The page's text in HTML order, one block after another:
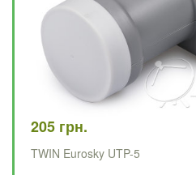
205 грн.
TWIN Eurosky UTP-5